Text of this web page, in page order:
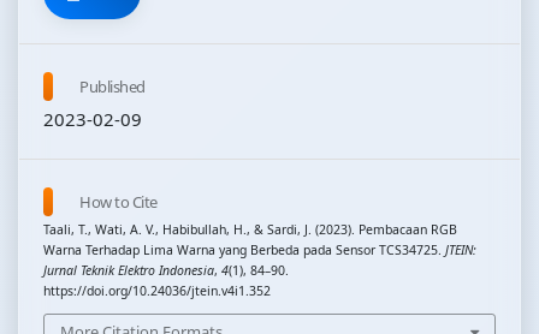
Published
2023-02-09
How to Cite
Taali, T., Wati, A. V., Habibullah, H., & Sardi, J. (2023). Pembacaan RGB
Warna Terhadap Lima Warna yang Berbeda pada Sensor TCS34725. JTEIN:
Jurnal Teknik Elektro Indonesia, 4(1), 84–90.
https://doi.org/10.24036/jtein.v4i1.352